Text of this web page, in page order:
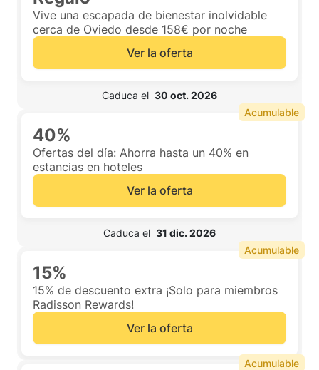
Vive una escapada de bienestar inolvidable
cerca de Oviedo desde 158€ por noche
Ver la oferta
Caduca el 30 oct. 2026
40%
Ofertas del día: Ahorra hasta un 40% en
estancias en hoteles
Ver la oferta
Caduca el 31 dic. 2026
Acumulable
15%
15% de descuento extra ¡Solo para miembros
Radisson Rewards!
Ver la oferta
Acumulable
Acumulable